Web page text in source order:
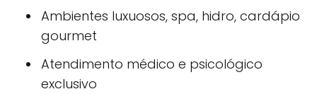
Ambientes luxuosos, spa, hidro, cardápio
gourmet
Atendimento médico e psicológico
exclusivo